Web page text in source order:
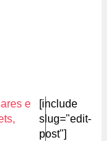
e
,
[include
slug="edit-
post"]